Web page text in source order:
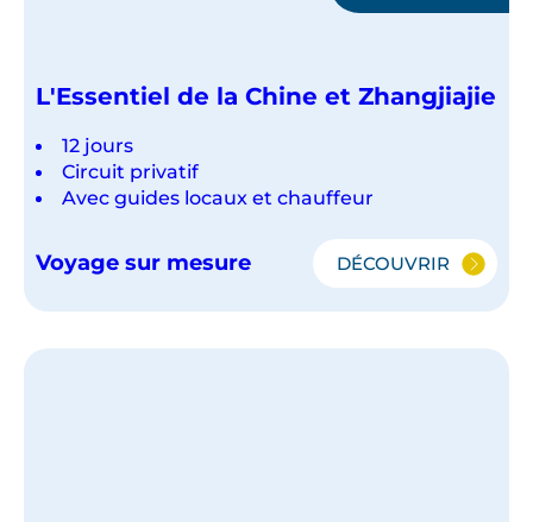
L'Essentiel de la Chine et Zhangjiajie
12 jours
Circuit privatif
Avec guides locaux et chauffeur
Voyage sur mesure DÉCOUVRIR
L'ESSENTIEL
CHINE